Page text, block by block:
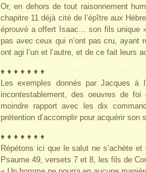
Or, en dehors de tout raisonnement
chapitre 11 déjà cité de l’épître aux
éprouvé a offert Isaac… son fils unique
pas avec ceux qui n’ont pas cru, ayant
ont agi l’un et l’autre, et de ce fait leurs
♦ ♦ ♦ ♦ ♦ ♦ ♦
Les exemples donnés par Jacques à
incontestablement, des oeuvres de
moindre rapport avec les dix
prétention d’accomplir pour acquérir son
♦ ♦ ♦ ♦ ♦ ♦ ♦
Répétons ici que le salut ne s’achète
Psaume 49, versets 7 et 8, les fils de